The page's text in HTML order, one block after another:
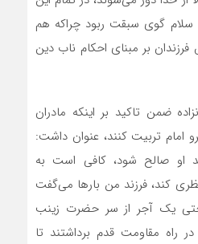
سلام گوی سبقت ربود چراکه هم
بر مبنای احکام ناب دین
ضمن تاکید بر اینکه مادران
امام تربیت کنند، عنوان داشت:
او صالح شود، کافی است به
کند، فرزند من بارها می‌گفت
حتی یک آجر از سر حضرت زینب
راه مقاومت قدم برداشتند تا